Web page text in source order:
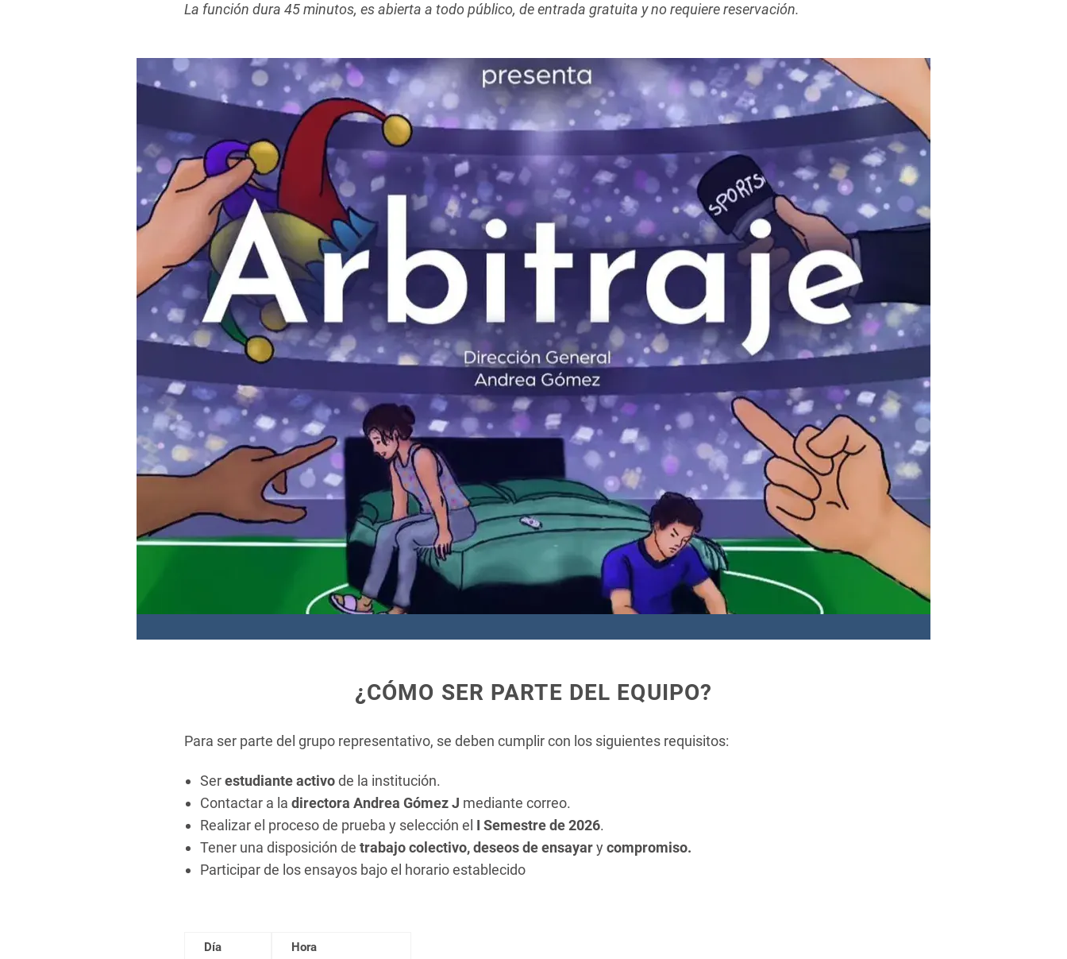
La función dura 45 minutos, es abierta a todo público, de entrada gratuita y no requiere reservación.
¿CÓMO SER PARTE DEL EQUIPO?
Para ser parte del grupo representativo, se deben cumplir con los siguientes requisitos:
Serestudiante activode la institución.
Contactar a la directora Andrea Gómez J mediante correo.
Realizar el proceso de prueba y selección el I Semestre de 2026.
Tener una disposición de trabajo colectivo, deseos de ensayary compromiso.
Participar de los ensayos bajo el horario establecido
Día Hora